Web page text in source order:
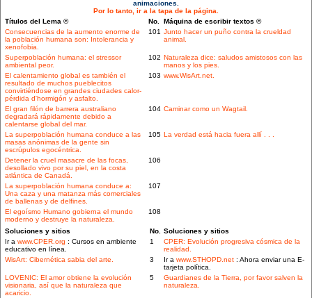
animaciones.
Por lo tanto, ir a la tapa de la página.
Títulos del Lema ©
No. Máquina de escribir textos ©
Consecuencias de la aumento enorme de
la población humana son: Intolerancia y
xenofobia.
101 Junto hacer un puño contra la crueldad
animal.
Superpoblación humana: el stressor
ambiental peor.
102 Naturaleza dice: saludos amistosos con las
manos y los pies.
El calentamiento global es también el
resultado de muchos pueblecitos
convirtiéndose en grandes ciudades calor-
pérdida d'hormigón y asfalto.
103 www.WisArt.net.
El gran filón de barrera australiano
degradará rápidamente debido a
calentarse global del mar.
104 Caminar como un Wagtail.
La superpoblación humana conduce a las
masas anónimas de la gente sin
escrúpulos egocéntrica.
105 La verdad está hacia fuera allí . . .
Detener la cruel masacre de las focas,
desollado vivo por su piel, en la costa
atlántica de Canadá.
106
La superpoblación humana conduce a:
Una caza y una matanza más comerciales
de ballenas y de delfines.
107
El egoísmo Humano gobierna el mundo
moderno y destruye la naturaleza.
108
Soluciones y sitios No. Soluciones y sitios
Ir a www.CPER.org : Cursos en ambiente
educativo en línea.
1
CPER: Evolución progresiva cósmica de la
realidad.
WisArt: Cibernética sabia del arte.
3 Ir a www.STHOPD.net : Ahora enviar una E-
tarjeta política.
LOVENIC: El amor obtiene la evolución
visionaria, así que la naturaleza que
acaricio.
5
Guardianes de la Tierra, por favor salven la
naturaleza.